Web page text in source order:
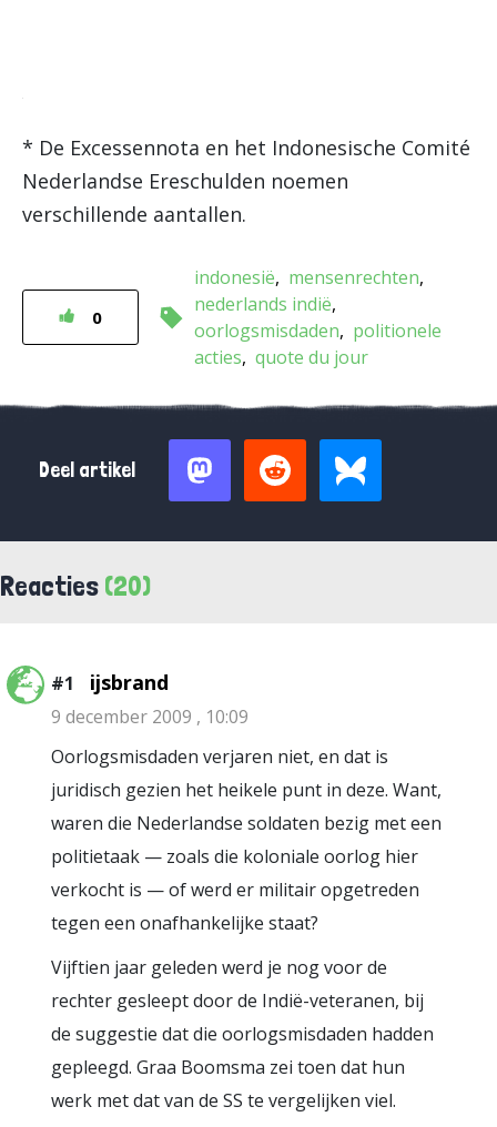
* De Excessennota en het Indonesische Comité
Nederlandse Ereschulden noemen
verschillende aantallen.
0
indonesië
mensenrechten
nederlands indië
oorlogsmisdaden
politionele
acties quote du jour
Deel artikel
Reacties (20)
#1 ijsbrand
9 december 2009 , 10:09
Oorlogsmisdaden verjaren niet, en dat is
juridisch gezien het heikele punt in deze. Want,
waren die Nederlandse soldaten bezig met een
politietaak — zoals die koloniale oorlog hier
verkocht is — of werd er militair opgetreden
tegen een onafhankelijke staat?
Vijftien jaar geleden werd je nog voor de
rechter gesleept door de Indië-veteranen, bij
de suggestie dat die oorlogsmisdaden hadden
gepleegd. Graa Boomsma zei toen dat hun
werk met dat van de SS te vergelijken viel.